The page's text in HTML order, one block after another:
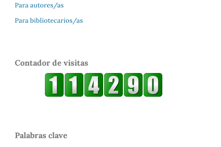
Para autores/as
Para bibliotecarios/as
Contador de visitas
Palabras clave